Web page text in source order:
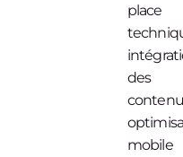
place
des
mobile